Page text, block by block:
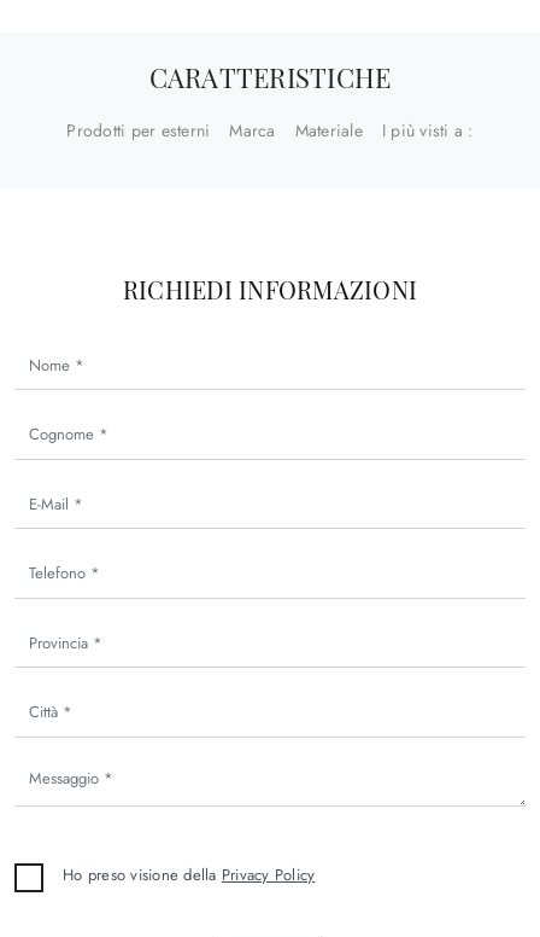
CARATTERISTICHE
Prodotti per esterni Marca Materiale I più visti a :
RICHIEDI INFORMAZIONI
Ho preso visione della Privacy Policy